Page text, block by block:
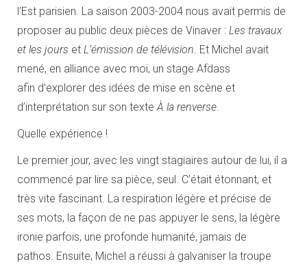
l’Est parisien. La saison 2003-2004 nous avait permis de
proposer au public deux pièces de Vinaver : Les travaux
et les jours et L’émission de télévision. Et Michel avait
mené, en alliance avec moi, un stage Afdass
afin d’explorer des idées de mise en scène et
d’interprétation sur son texteÀ la renverse.
Quelle expérience !
Le premier jour, avec les vingt stagiaires autour de lui, il a
commencé par lire sa pièce, seul. C’était étonnant, et
très vite fascinant. La respiration légère et précise de
ses mots, la façon de ne pas appuyer le sens, la légère
ironie parfois, une profonde humanité, jamais de
pathos. Ensuite, Michel a réussi à galvaniser la troupe